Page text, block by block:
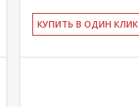
КУ­ПИТЬ В ОДИН КЛИК